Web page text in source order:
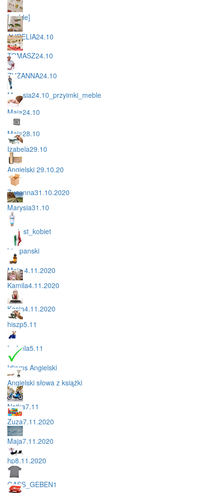
[meble]
AURELIA24.10
TOMASZ24.10
ZUZANNA24.10
Marysia24.10_przyimki_meble
Maja24.10
Maja28.10
Izabela29.10
Angielski 29.10.20
Zuzanna31.10.2020
Marysia31.10
protest_kobiet
hiszpanski
Maja 4.11.2020
Kamila4.11.2020
Kasia4.11.2020
hiszp5.11
Izabela5.11
Idioms Angielski
Angielski słowa z książki
Natka7.11
Zuza7.11.2020
Maja7.11.2020
hp8.11.2020
GASS_GEBEN1